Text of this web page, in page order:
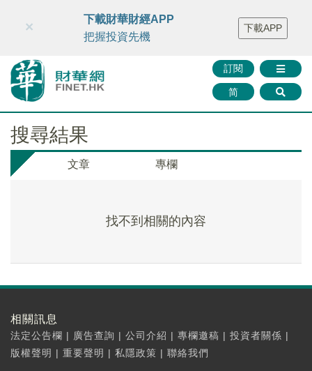
財華智庫網 FINTV FINMETA 財華證券 媒體矩陣
智庫沙龍
聯絡我們
訂閱
简
×
下載財華財經APP
把握投資先機
下載APP
搜尋結果
文章 專欄
找不到相關的內容
相關訊息
法定公告欄 | 廣告查詢 | 公司介紹 | 專欄邀稿 | 投資者關係 |
版權聲明 | 重要聲明 | 私隱政策 | 聯絡我們